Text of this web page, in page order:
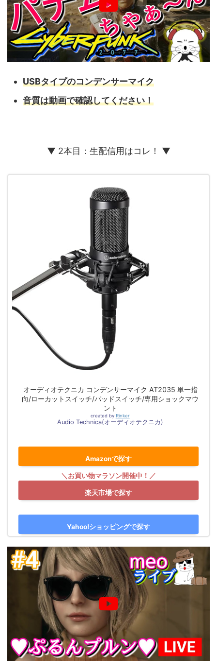
USBタイプのコンデンサーマイク
音質は動画で確認してください！
▼ 2本目：生配信用はコレ！ ▼
オーディオテクニカ コンデンサーマイク AT2035 単一指
向/ローカットスイッチ/パッドスイッチ/専用ショックマウ
ント
created by Rinker
Audio Technica(オーディオテクニカ)
Amazonで探す
楽天市場で探す
Yahoo!ショッピングで探す